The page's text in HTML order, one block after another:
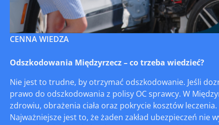
CENNA WIEDZA
Odszkodowania Międzyrzecz – co trzeba wiedzieć?
Nie jest to trudne, by otrzymać odszkodowanie. Jeśli
prawo do odszkodowania z polisy OC sprawcy. W
zdrowiu, obrażenia ciała oraz pokrycie kosztów
Najważniejsze jest to, że żaden zakład ubezpieczeń